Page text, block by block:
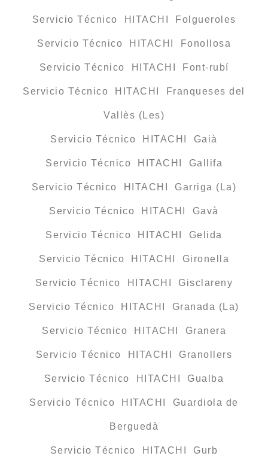
Servicio Técnico HITACHI Folgueroles
Servicio Técnico HITACHI Fonollosa
Servicio Técnico HITACHI Font-rubí
Servicio Técnico HITACHI Franqueses del
Vallès (Les)
Servicio Técnico HITACHI Gaià
Servicio Técnico HITACHI Gallifa
Servicio Técnico HITACHI Garriga (La)
Servicio Técnico HITACHI Gavà
Servicio Técnico HITACHI Gelida
Servicio Técnico HITACHI Gironella
Servicio Técnico HITACHI Gisclareny
Servicio Técnico HITACHI Granada (La)
Servicio Técnico HITACHI Granera
Servicio Técnico HITACHI Granollers
Servicio Técnico HITACHI Gualba
Servicio Técnico HITACHI Guardiola de
Berguedà
Servicio Técnico HITACHI Gurb